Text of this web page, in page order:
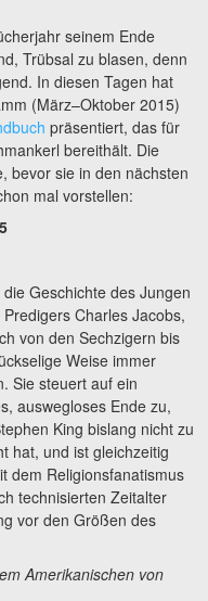
seinem Ende
Trübsal zu blasen, denn
In diesen Tagen hat
(März–Oktober 2015)
präsentiert, das für
bereithält. Die
bevor sie in den nächsten
mal vorstellen:
Geschichte des Jungen
Charles Jacobs,
von den Sechzigern bis
Weise immer
Sie steuert auf ein
auswegloses Ende zu,
King bislang nicht zu
hat, und ist gleichzeitig
dem Religionsfanatismus
technisierten Zeitalter
vor den Größen des
Amerikanischen von